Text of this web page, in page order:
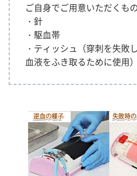
ご自身でご用意いただくも
・針
・駆血帯
・ティッシュ（穿刺を失敗
血液をふき取るために使用）